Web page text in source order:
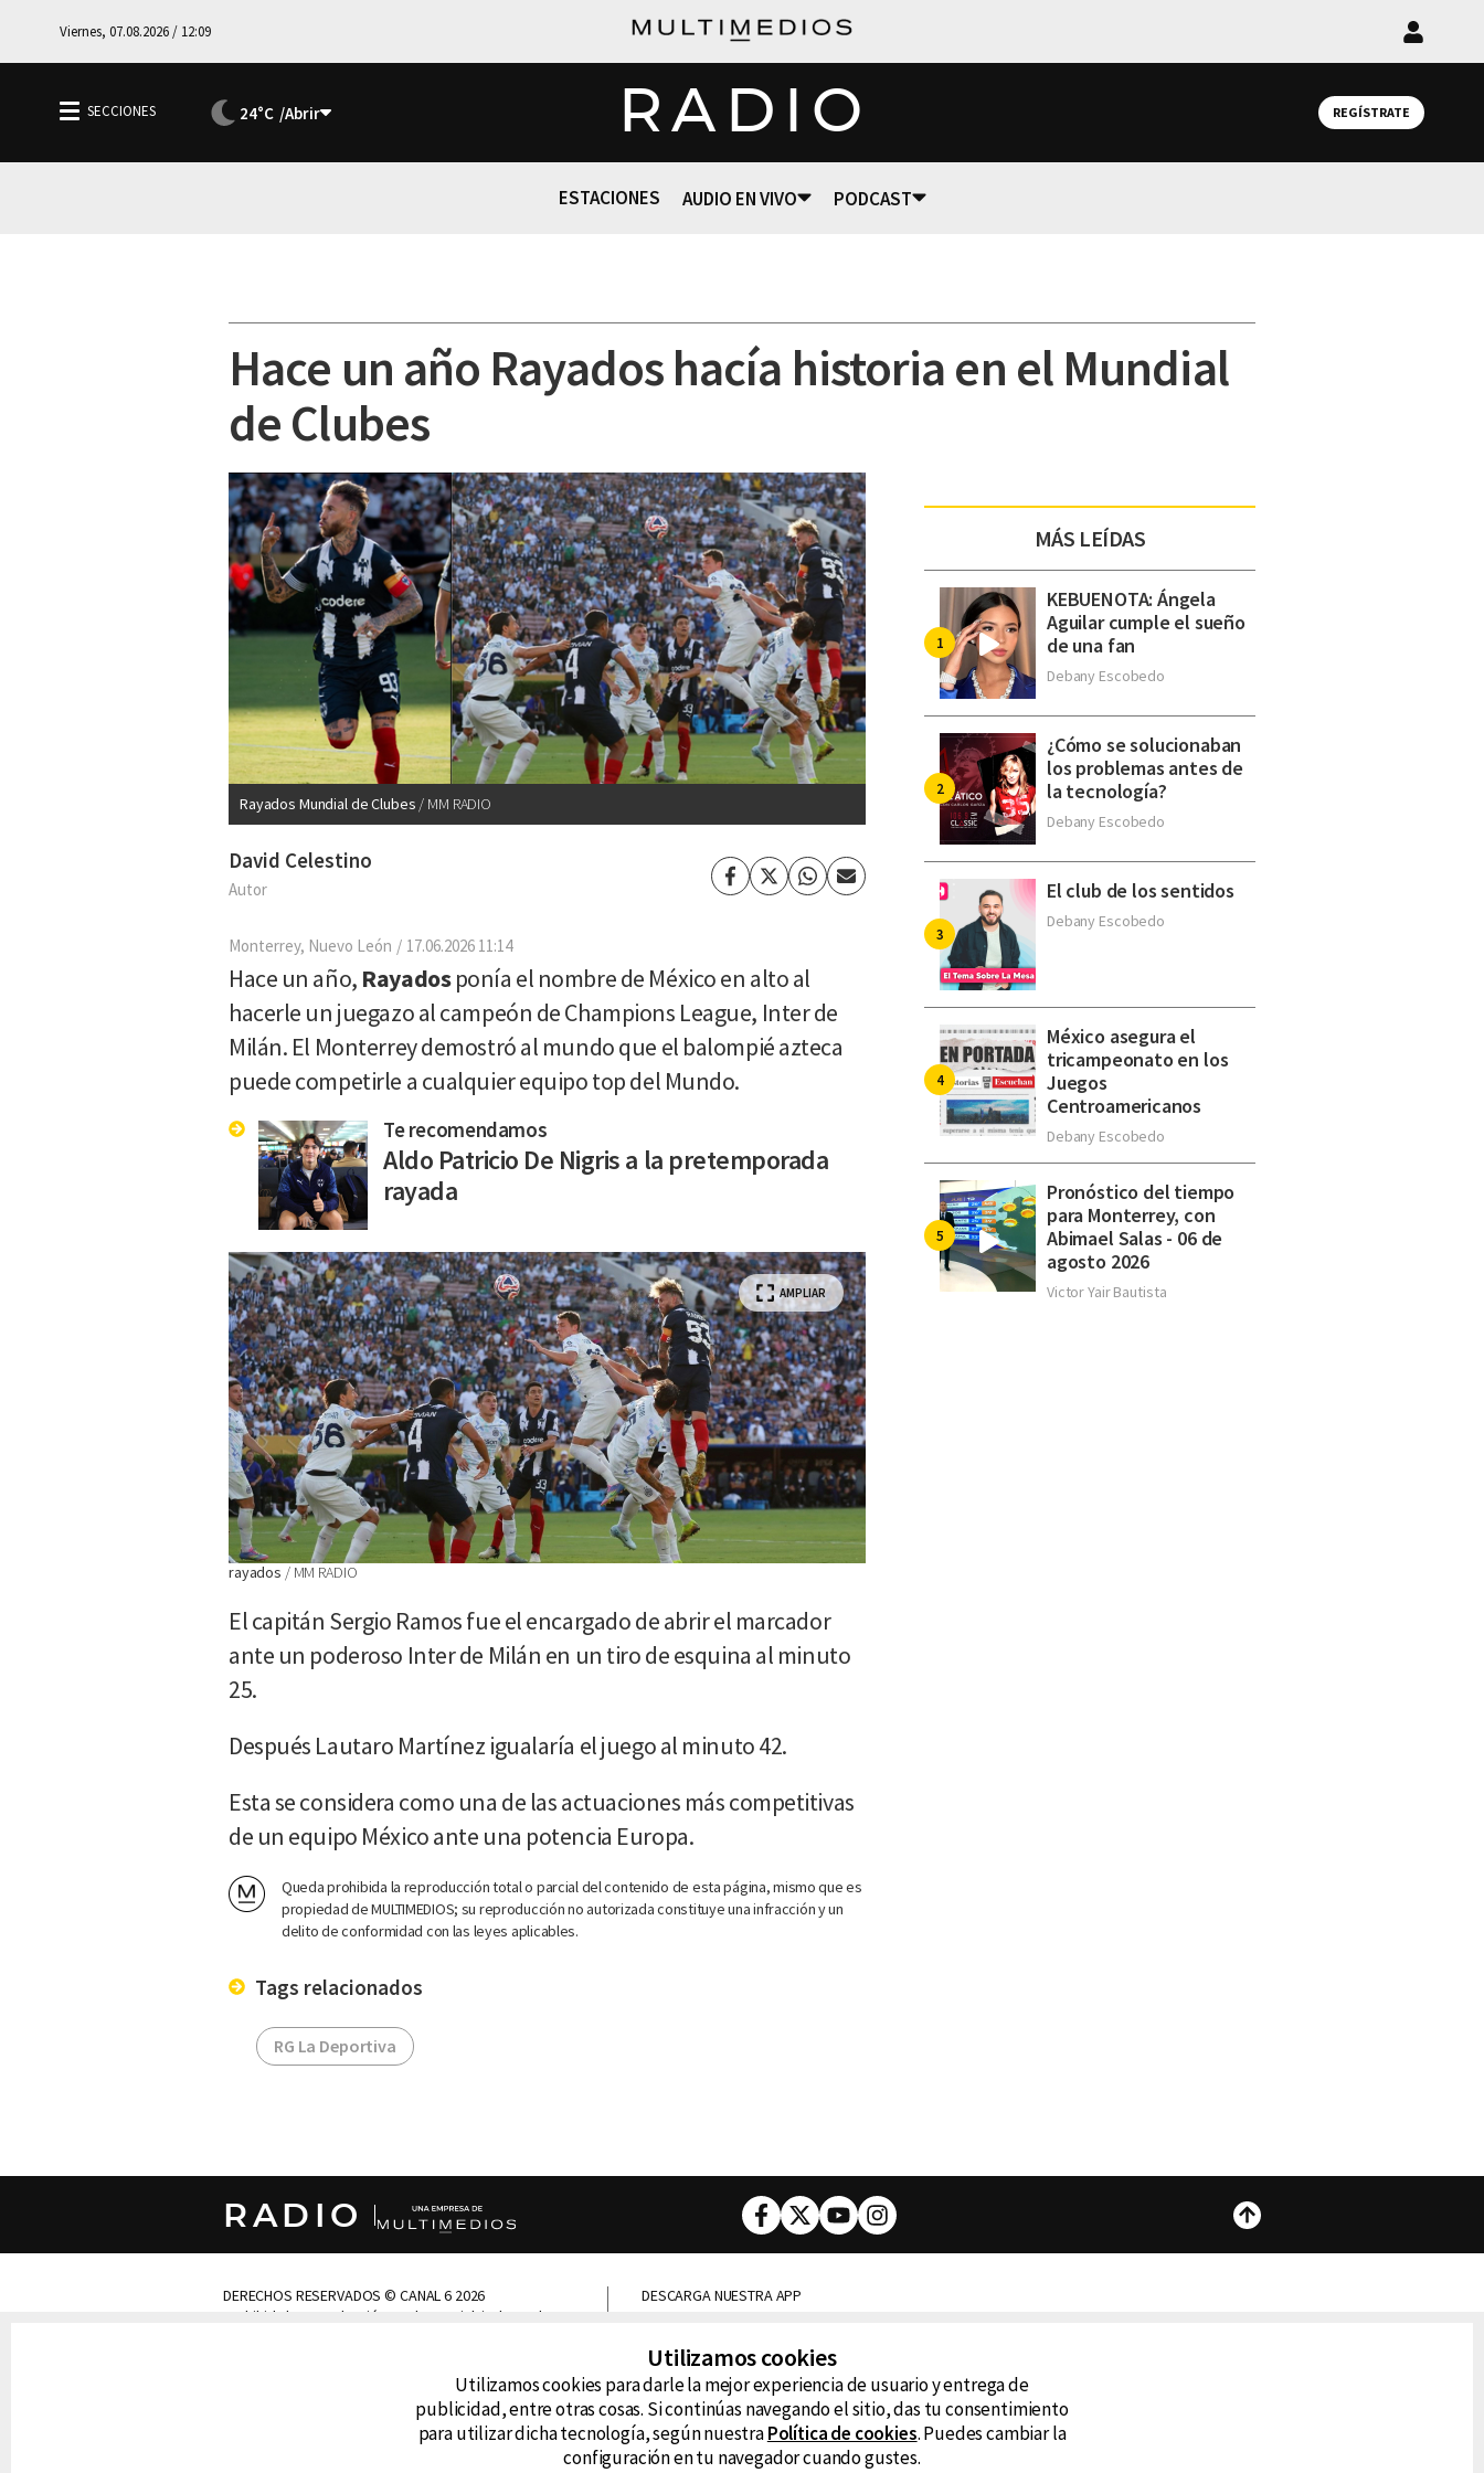
Viernes, 07.08.2026 / 12:09
Iniciar
24°C RADIO REGÍSTRATE
ESTACIONES AUDIO EN VIVO PODCAST
Hace un año Rayados hacía historia en el Mundial
de Clubes
Rayados Mundial de Clubes MM RADIO
David Celestino
Autor Facebook
TwitterWhatsapp
Enviar
Monterrey, Nuevo León 17.06.2026 11:14
Hace un año, Rayadosponía el nombre de México en alto al
hacerle un juegazo al campeón de Champions League, Inter de
Milán. El Monterrey demostró al mundo que el balompié azteca
puede competirle a cualquier equipo top del Mundo.
Te recomendamos
Aldo Patricio De Nigris a la pretemporada
rayada
AMPLIAR
rayados MM RADIO
El capitán Sergio Ramos fue el encargado de abrir el marcador
ante un poderoso Inter de Milán en un tiro de esquina al minuto
25.
Después Lautaro Martínez igualaría el juego al minuto 42.
Esta se considera como una de las actuaciones más competitivas
de un equipo México ante una potencia Europa.
Queda prohibida la reproducción total o parcial del contenido de esta página, mismo que es
propiedad de MULTIMEDIOS; su reproducción no autorizada constituye una infracción y un
delito de conformidad con las leyes aplicables.
Tags relacionados
RG La Deportiva
MÁS LEÍDAS
KEBUENOTA: Ángela
Aguilar cumple el sueño
de una fan
Debany Escobedo
¿Cómo se solucionaban
los problemas antes de
la tecnología?
Debany Escobedo
El club de los sentidos
Debany Escobedo
México asegura el
tricampeonato en los
Juegos
Centroamericanos
Debany Escobedo
Pronóstico del tiempo
para Monterrey, con
Abimael Salas - 06 de
agosto 2026
Victor Yair Bautista
RADIO Facebook
TwitterYoutubeInstagram Subir
DERECHOS RESERVADOS © CANAL 6 2026
Prohibida la reproducción total o parcial, incluyendo
DEFENSORÍA DE LAS AUDIENCIAS
DESCARGA NUESTRA APP
D99
La Caliente FM Tu
RG Deportiva
Utilizamos cookies
Utilizamos cookies para darle la mejor experiencia de usuario y entrega de
publicidad, entre otras cosas. Si continúas navegando el sitio, das tu consentimiento
para utilizar dicha tecnología, según nuestraPolítica de cookies. Puedes cambiar la
configuración en tu navegador cuando gustes.